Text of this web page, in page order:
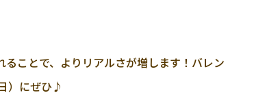
ことで、よりリアルさが増します！バレン
）にぜひ♪